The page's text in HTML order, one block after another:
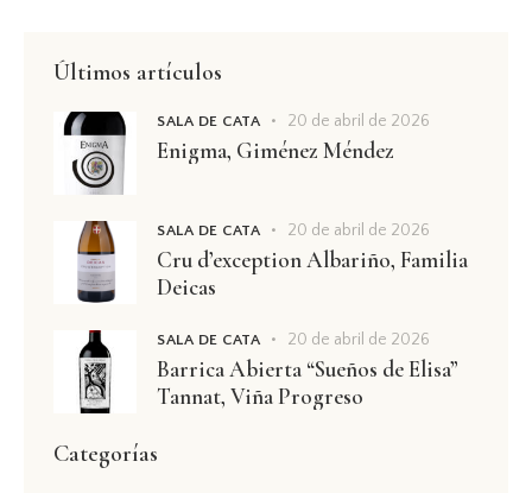
Últimos artículos
SALA DE CATA 20 de abril de 2026
Enigma, Giménez Méndez
SALA DE CATA 20 de abril de 2026
Cru d’exception Albariño, Familia
Deicas
SALA DE CATA 20 de abril de 2026
Barrica Abierta “Sueños de Elisa”
Tannat, Viña Progreso
Categorías